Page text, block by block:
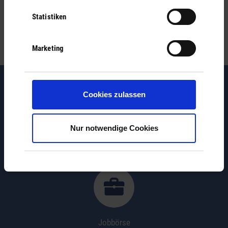
Statistiken
Marketing
Cookies zulassen
Nur notwendige Cookies
Einzugsermächtigung
Vereine
Jobbörse